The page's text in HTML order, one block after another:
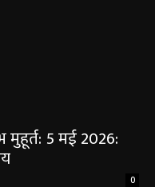
5 मई 2026:
0